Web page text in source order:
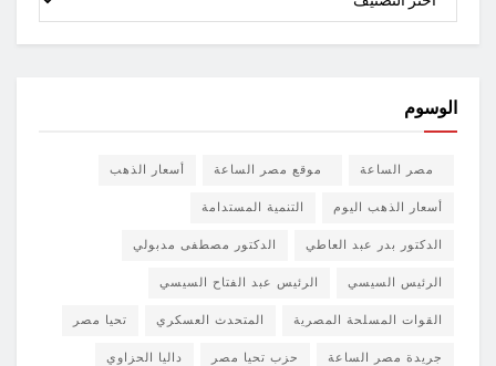
الوسوم
مصر الساعة موقع مصر الساعة أسعار الذهب
أسعار الذهب اليوم التنمية المستدامة
الدكتور بدر عبد العاطي الدكتور مصطفى مدبولي
الرئيس السيسي الرئيس عبد الفتاح السيسي
القوات المسلحة المصرية المتحدث العسكري تحيا مصر
جريدة مصر الساعة حزب تحيا مصر داليا الحزاوي